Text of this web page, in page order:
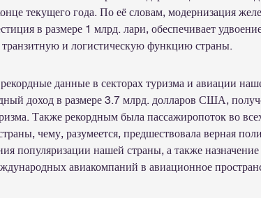
текущего года. По её словам, модернизация
в размере 1 млрд. лари, обеспечивает
транзитную и логистическую функцию страны.
данные в секторах туризма и авиации
доход в размере 3.7 млрд. долларов США,
Также рекордным была пассажиропоток во
чему, разумеется, предшествовала верная
популяризации нашей страны, а также
авиакомпаний в авиационное